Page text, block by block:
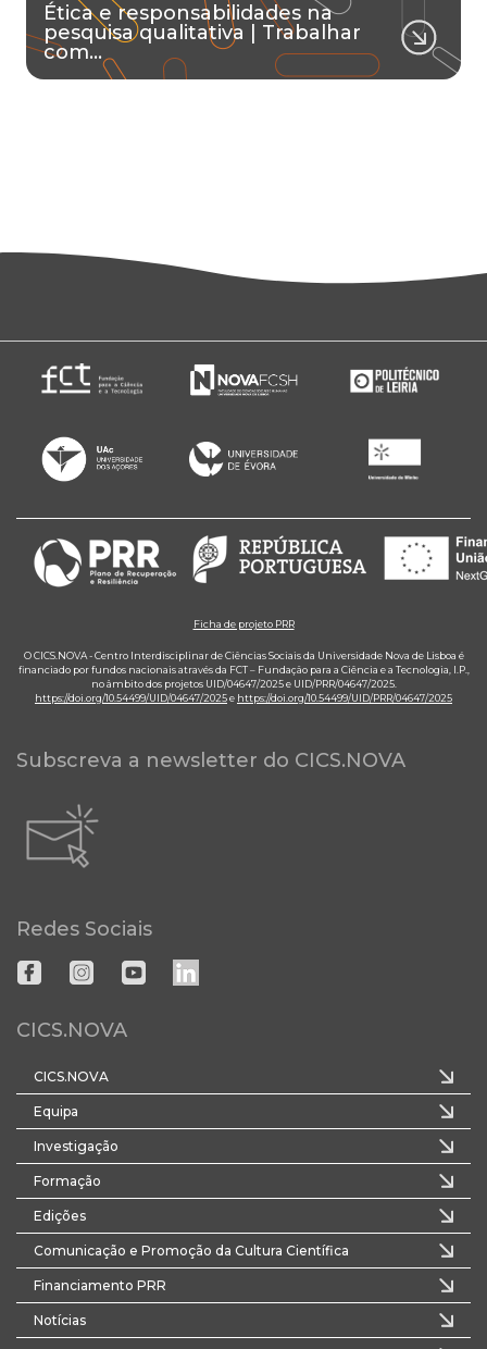
Ética e responsabilidades na
pesquisa qualitativa | Trabalhar
com…
Ficha de projeto PRR
O CICS.NOVA - Centro Interdisciplinar de Ciências Sociais da Universidade Nova de Lisboa é
financiado por fundos nacionais através da FCT – Fundação para a Ciência e a Tecnologia, I.P.,
no âmbito dos projetos UID/04647/2025 e UID/PRR/04647/2025.
https://doi.org/10.54499/UID/04647/2025e https://doi.org/10.54499/UID/PRR/04647/2025
Subscreva a newsletter do CICS.NOVA
Redes Sociais
CICS.NOVA
CICS.NOVA
Equipa
Investigação
Formação
Edições
Comunicação e Promoção da Cultura Científica
Financiamento PRR
Notícias